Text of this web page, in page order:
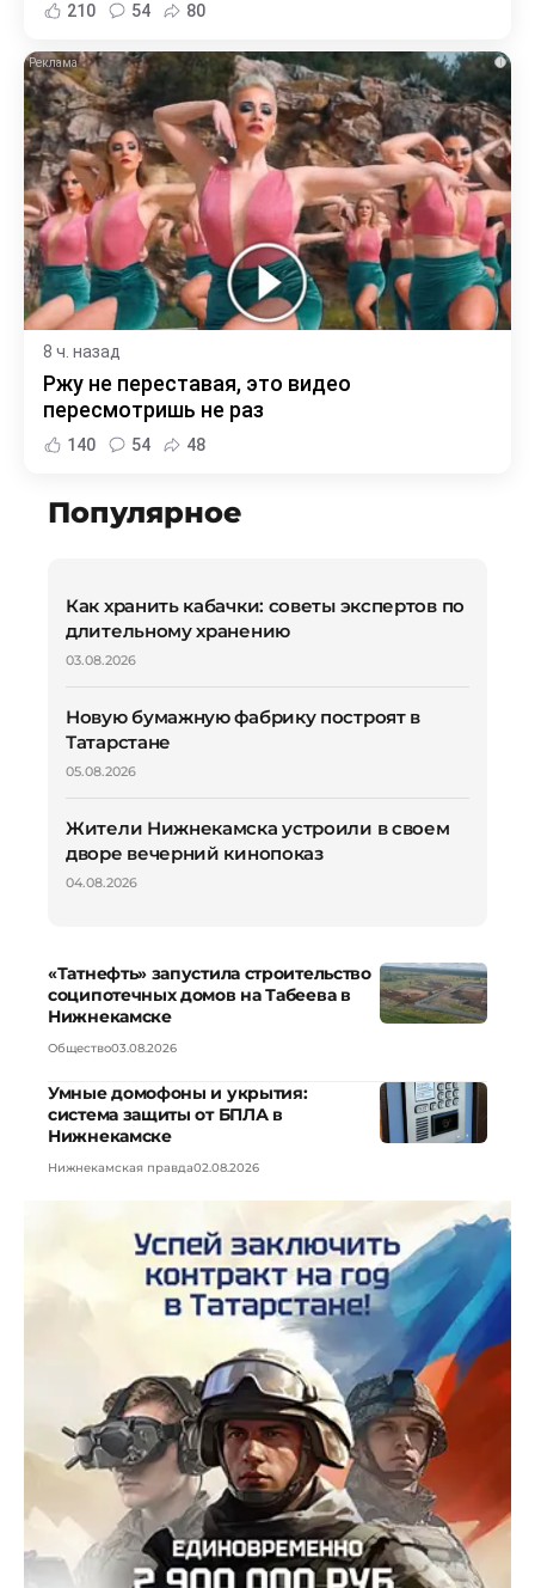
210 54 80
i
8 ч. назад
Ржу не переставая, это видео
пересмотришь не раз
140 54 48
Популярное
Как хранить кабачки: советы экспертов по
длительному хранению
03.08.2026
Новую бумажную фабрику построят в
Татарстане
05.08.2026
Жители Нижнекамска устроили в своем
дворе вечерний кинопоказ
04.08.2026
«Татнефть» запустила строительство
соципотечных домов на Табеева в
Нижнекамске
Общество03.08.2026
Умные домофоны и укрытия:
система защиты от БПЛА в
Нижнекамске
Нижнекамская правда02.08.2026